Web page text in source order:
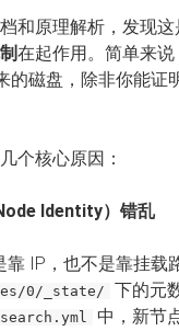
和原理解析，发现这
在起作用。简单来说
的磁盘，除非你能证
个核心原因：
Identity）错乱
靠 IP，也不是靠挂载
0/_state/
下的元
中，新节